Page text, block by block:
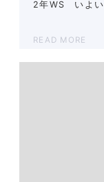
2年WS いよい
READ MORE